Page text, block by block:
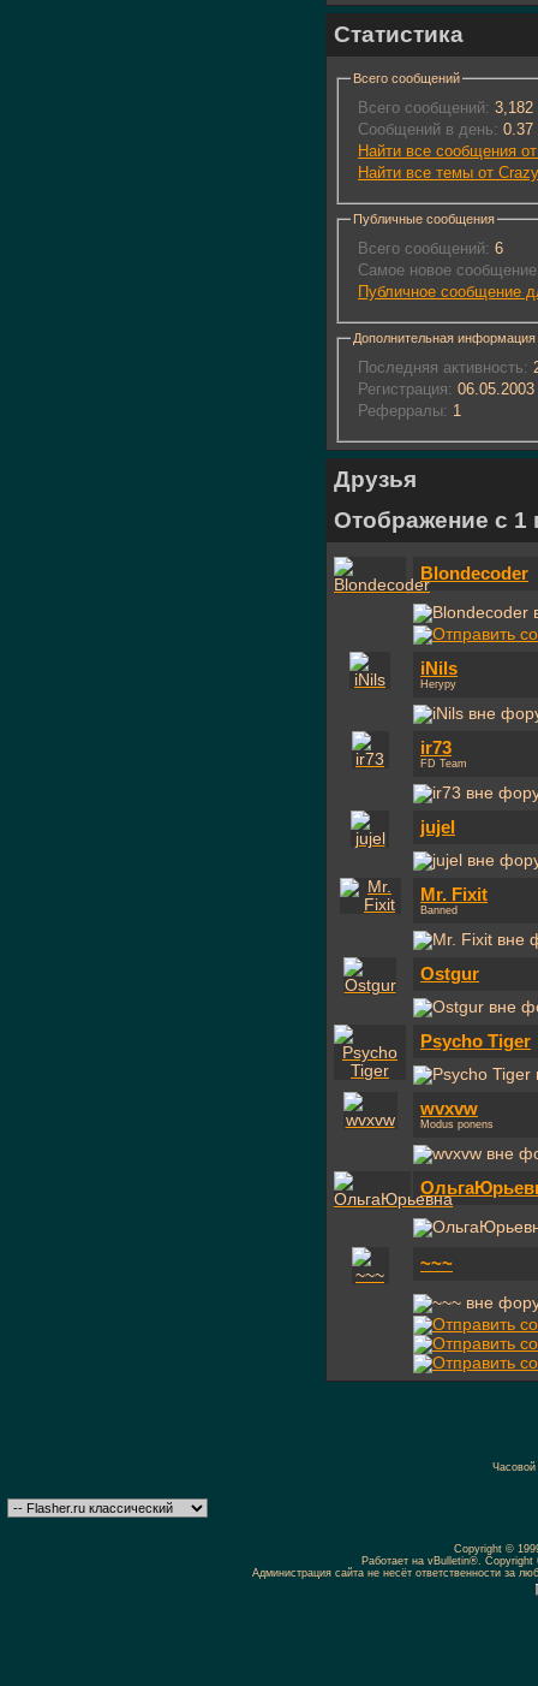
Статистика
Всего сообщений
Всего сообщений: 3,182
Сообщений в день: 0.37
Найти все сообщения
Найти все темы от
Публичные сообщения
Всего сообщений: 6
Самое новое
Публичное сообщение
Дополнительная информация
Последняя активность:
Регистрация: 06.05.2003
Реферралы: 1
Друзья
Отображение с 1
Blondecoder
iNils
Негуру
ir73
FD Team
jujel
Mr. Fixit
Banned
Ostgur
Psycho Tiger
wvxvw
Modus ponens
~~~
Copyright ©
Работает на vBulletin®.
Администрация сайта не несёт ответственности за